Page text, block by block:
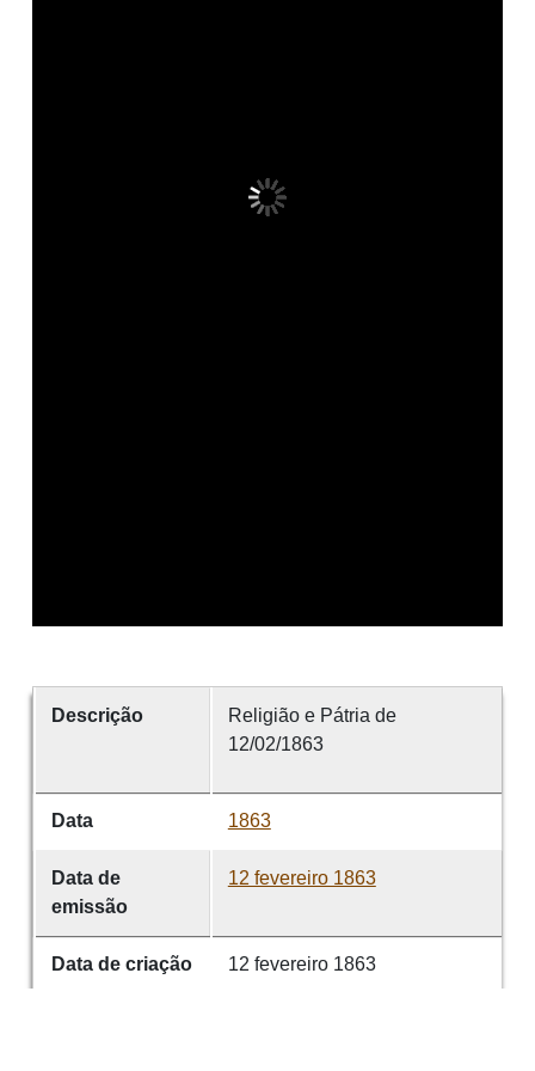
Descrição
Religião e Pátria de
12/02/1863
Data 1863
Data de
emissão
12 fevereiro 1863
Data de criação 12 fevereiro 1863